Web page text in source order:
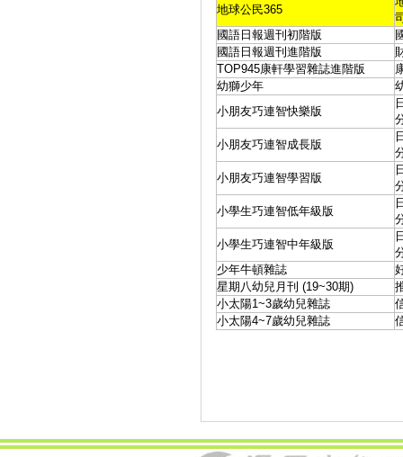
地球公民365
國語日報週刊初階版
國語日報週刊進階版
TOP945康軒學習雜誌進階版
幼獅少年
小朋友巧連智快樂版
小朋友巧連智成長版
小朋友巧連智學習版
小學生巧連智低年級版
小學生巧連智中年級版
少年牛頓雜誌
星期八幼兒月刊 (19~30期)
小太陽1~3歲幼兒雜誌
小太陽4~7歲幼兒雜誌